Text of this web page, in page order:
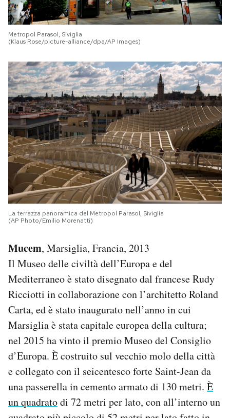
Metropol Parasol, Siviglia
(Klaus Rose/picture-alliance/dpa/AP Images)
La terrazza panoramica del Metropol Parasol, Siviglia
(AP Photo/Emilio Morenatti)
Mucem, Marsiglia, Francia, 2013
Il Museo delle civiltà dell’Europa e del
Mediterraneo è stato disegnato dal francese Rudy
Ricciotti in collaborazione con l’architetto Roland
Carta, ed è stato inaugurato nell’anno in cui
Marsiglia è stata capitale europea della cultura;
nel 2015 ha vinto il premio Museo del Consiglio
d’Europa. È costruito sul vecchio molo della città
e collegato con il seicentesco forte Saint-Jean da
una passerella in cemento armato di 130 metri. È
un quadratodi 72 metri per lato, con all’interno un